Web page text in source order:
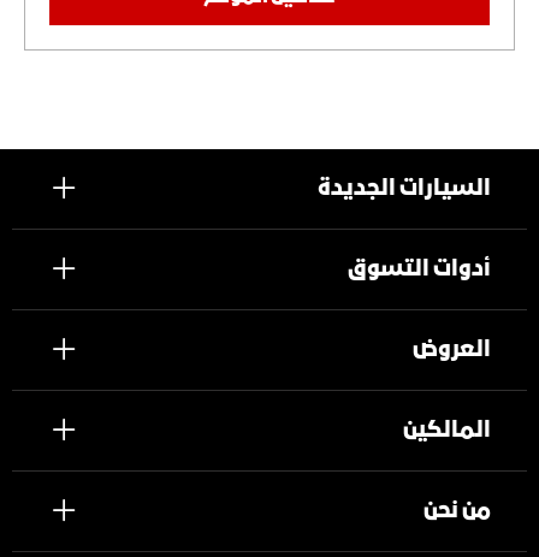
السيارات الجديدة
أدوات التسوق
العروض
المالكين
من نحن